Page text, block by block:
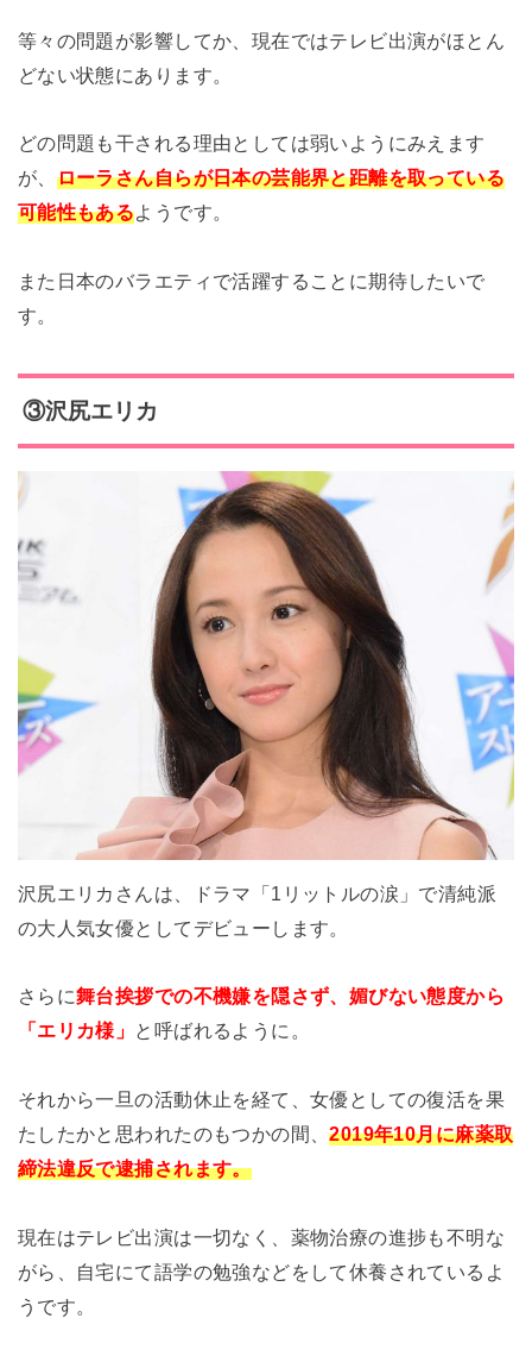
等々の問題が影響してか、現在ではテレビ出演がほとん
どない状態にあります。
どの問題も干される理由としては弱いようにみえます
が、 ローラさん自らが日本の芸能界と距離を取っている
可能性もあるようです。
また日本のバラエティで活躍することに期待したいで
す。
③沢尻エリカ
沢尻エリカさんは、ドラマ「1リットルの涙」で清純派
の大人気女優としてデビューします。
さらに舞台挨拶での不機嫌を隠さず、媚びない態度から
「エリカ様」 と呼ばれるように。
それから一旦の活動休止を経て、女優としての復活を果
たしたかと思われたのもつかの間、2019年10月に麻薬取
締法違反で逮捕されます。
現在はテレビ出演は一切なく、薬物治療の進捗も不明な
がら、自宅にて語学の勉強などをして休養されているよ
うです。